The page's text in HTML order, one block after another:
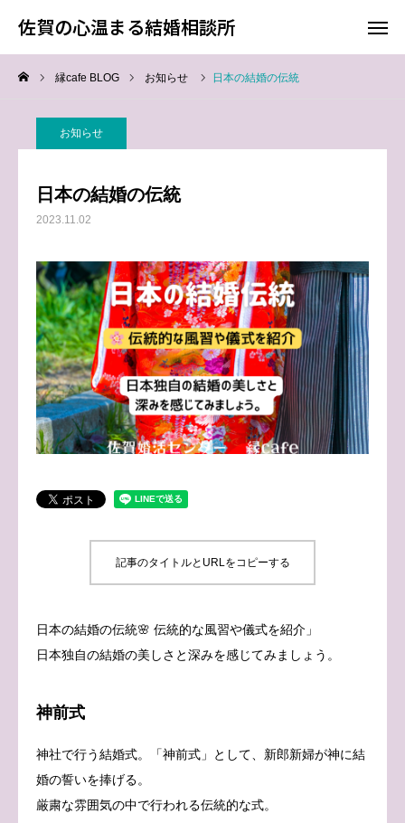
佐賀の心温まる結婚相談所
縁cafe BLOG お知らせ 日本の結婚の伝統
お知らせ
日本の結婚の伝統
2023.11.02
記事のタイトルとURLをコピーする
日本の結婚の伝統🌸 伝統的な風習や儀式を紹介」
日本独自の結婚の美しさと深みを感じてみましょう。
神前式
神社で行う結婚式。「神前式」として、新郎新婦が神に結
婚の誓いを捧げる。
厳粛な雰囲気の中で行われる伝統的な式。
佐賀の心温まる結婚相談所
料金
TOP
成婚までの流れ
会員様からの喜びの声
よくあるご質問
ブログ